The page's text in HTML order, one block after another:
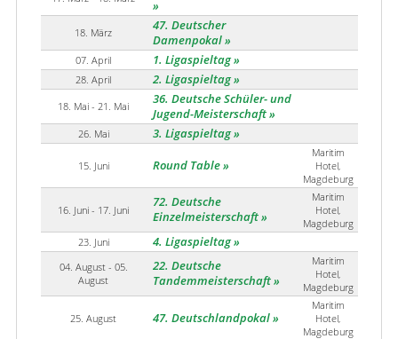
18. März
47. Deutscher
Damenpokal
07. April 1. Ligaspieltag
28. April 2. Ligaspieltag
18. Mai - 21. Mai
36. Deutsche Schüler- und
Jugend-Meisterschaft
26. Mai 3. Ligaspieltag
15. Juni Round Table
Maritim
Hotel,
Magdeburg
16. Juni - 17. Juni
72. Deutsche
Einzelmeisterschaft
Maritim
Hotel,
Magdeburg
23. Juni
4. Ligaspieltag
04. August - 05.
August
22. Deutsche
Tandemmeisterschaft
Maritim
Hotel,
Magdeburg
25. August 47. Deutschlandpokal
Maritim
Hotel,
Magdeburg